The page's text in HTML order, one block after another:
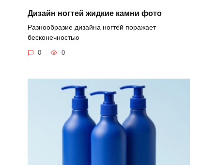
Дизайн ногтей жидкие камни фото
Разнообразие дизайна ногтей поражает
бесконечностью
0 0